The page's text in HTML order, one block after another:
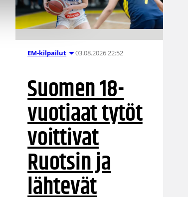
EM-kilpailut 03.08.2026 22:52
Suomen 18-
vuotiaat tytöt
voittivat
Ruotsin ja
lähtevät